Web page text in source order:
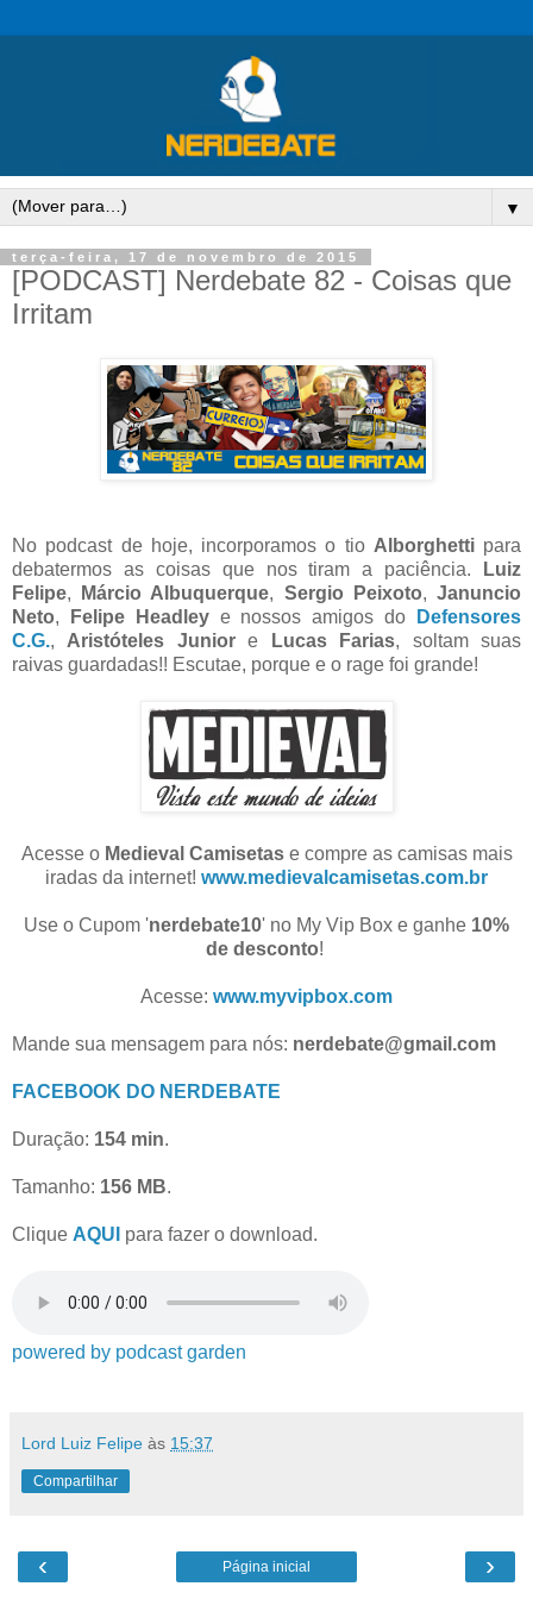
▼
terça-feira, 17 de novembro de 2015
[PODCAST] Nerdebate 82 - Coisas que
Irritam
No podcast de hoje, incorporamos o tio Alborghetti para
debatermos as coisas que nos tiram a paciência.
Luiz
Felipe, Márcio Albuquerque, Sergio Peixoto,Januncio
Neto, Felipe Headley e nossos amigos do
Defensores
C.G., Aristóteles Juniore Lucas Farias, soltam suas
raivas guardadas!! Escutae, porque e o rage foi grande!
Acesse o Medieval Camisetase compre as camisas mais
iradas da internet! www.medievalcamisetas.com.br
Use o Cupom 'nerdebate10' no My Vip Box e ganhe 10%
de desconto!
Acesse: www.myvipbox.com
Mande sua mensagem para nós: nerdebate@gmail.com
FACEBOOK DO NERDEBATE
Duração: 154 min.
Tamanho: 156 MB.
Clique AQUI para fazer o download.
powered by podcast garden
Lord Luiz Felipe às 15:37
Compartilhar
‹ ›
Página inicial